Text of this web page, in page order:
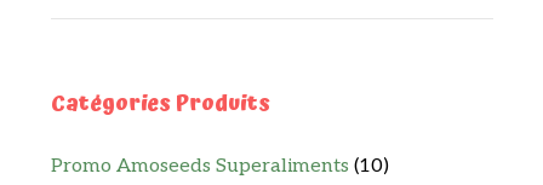
Catégories Produits
Promo Amoseeds Superaliments (10)